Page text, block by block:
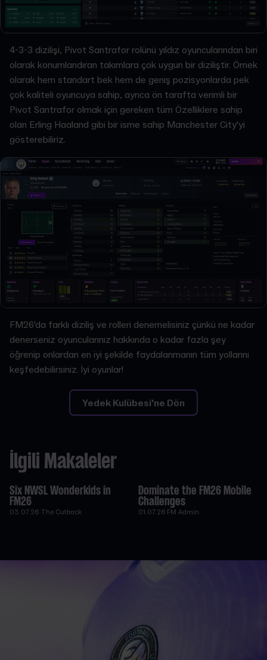
4-3-3 dizilişi, Pivot Santrafor rolünü yıldız oyuncularından biri
olarak konumlandıran takımlara çok uygun bir diziliştir. Örnek
olarak hem standart bek hem de geniş pozisyonlarda pek
çok kaliteli oyuncuya sahip, ayrıca ön tarafta verimli bir
Pivot Santrafor olmak için gereken tüm Özelliklere sahip
olan Erling Haaland gibi bir isme sahip Manchester City'yi
gösterebiliriz.
FM26'da farklı diziliş ve rolleri denemelisiniz çünkü ne kadar
denerseniz oyuncularınız hakkında o kadar fazla şey
öğrenip onlardan en iyi şekilde faydalanmanın tüm yollarını
keşfedebilirsiniz. İyi oyunlar!
Yedek Kulübesi'ne Dön
İlgili Makaleler
Six NWSL Wonderkids in
FM26
03.07.26 The Cutback
Dominate the FM26 Mobile
Challenges
01.07.26 FM Admin